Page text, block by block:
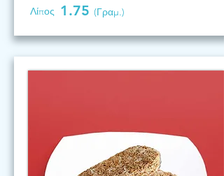
Λίπος 1.75 (Γραμ.)